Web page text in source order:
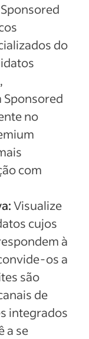
do
Sponsored
no
com
Visualize
cujos
à
os a
são
de
integrados
a se